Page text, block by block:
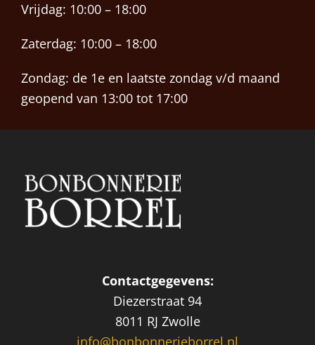
Vrijdag: 10:00 – 18:00
Zaterdag: 10:00 – 18:00
Zondag: de 1e en laatste zondag v/d maand
geopend van 13:00 tot 17:00
Contactgegevens:
Diezerstraat 94
8011 RJ Zwolle
info@bonbonnerieborrel.nl